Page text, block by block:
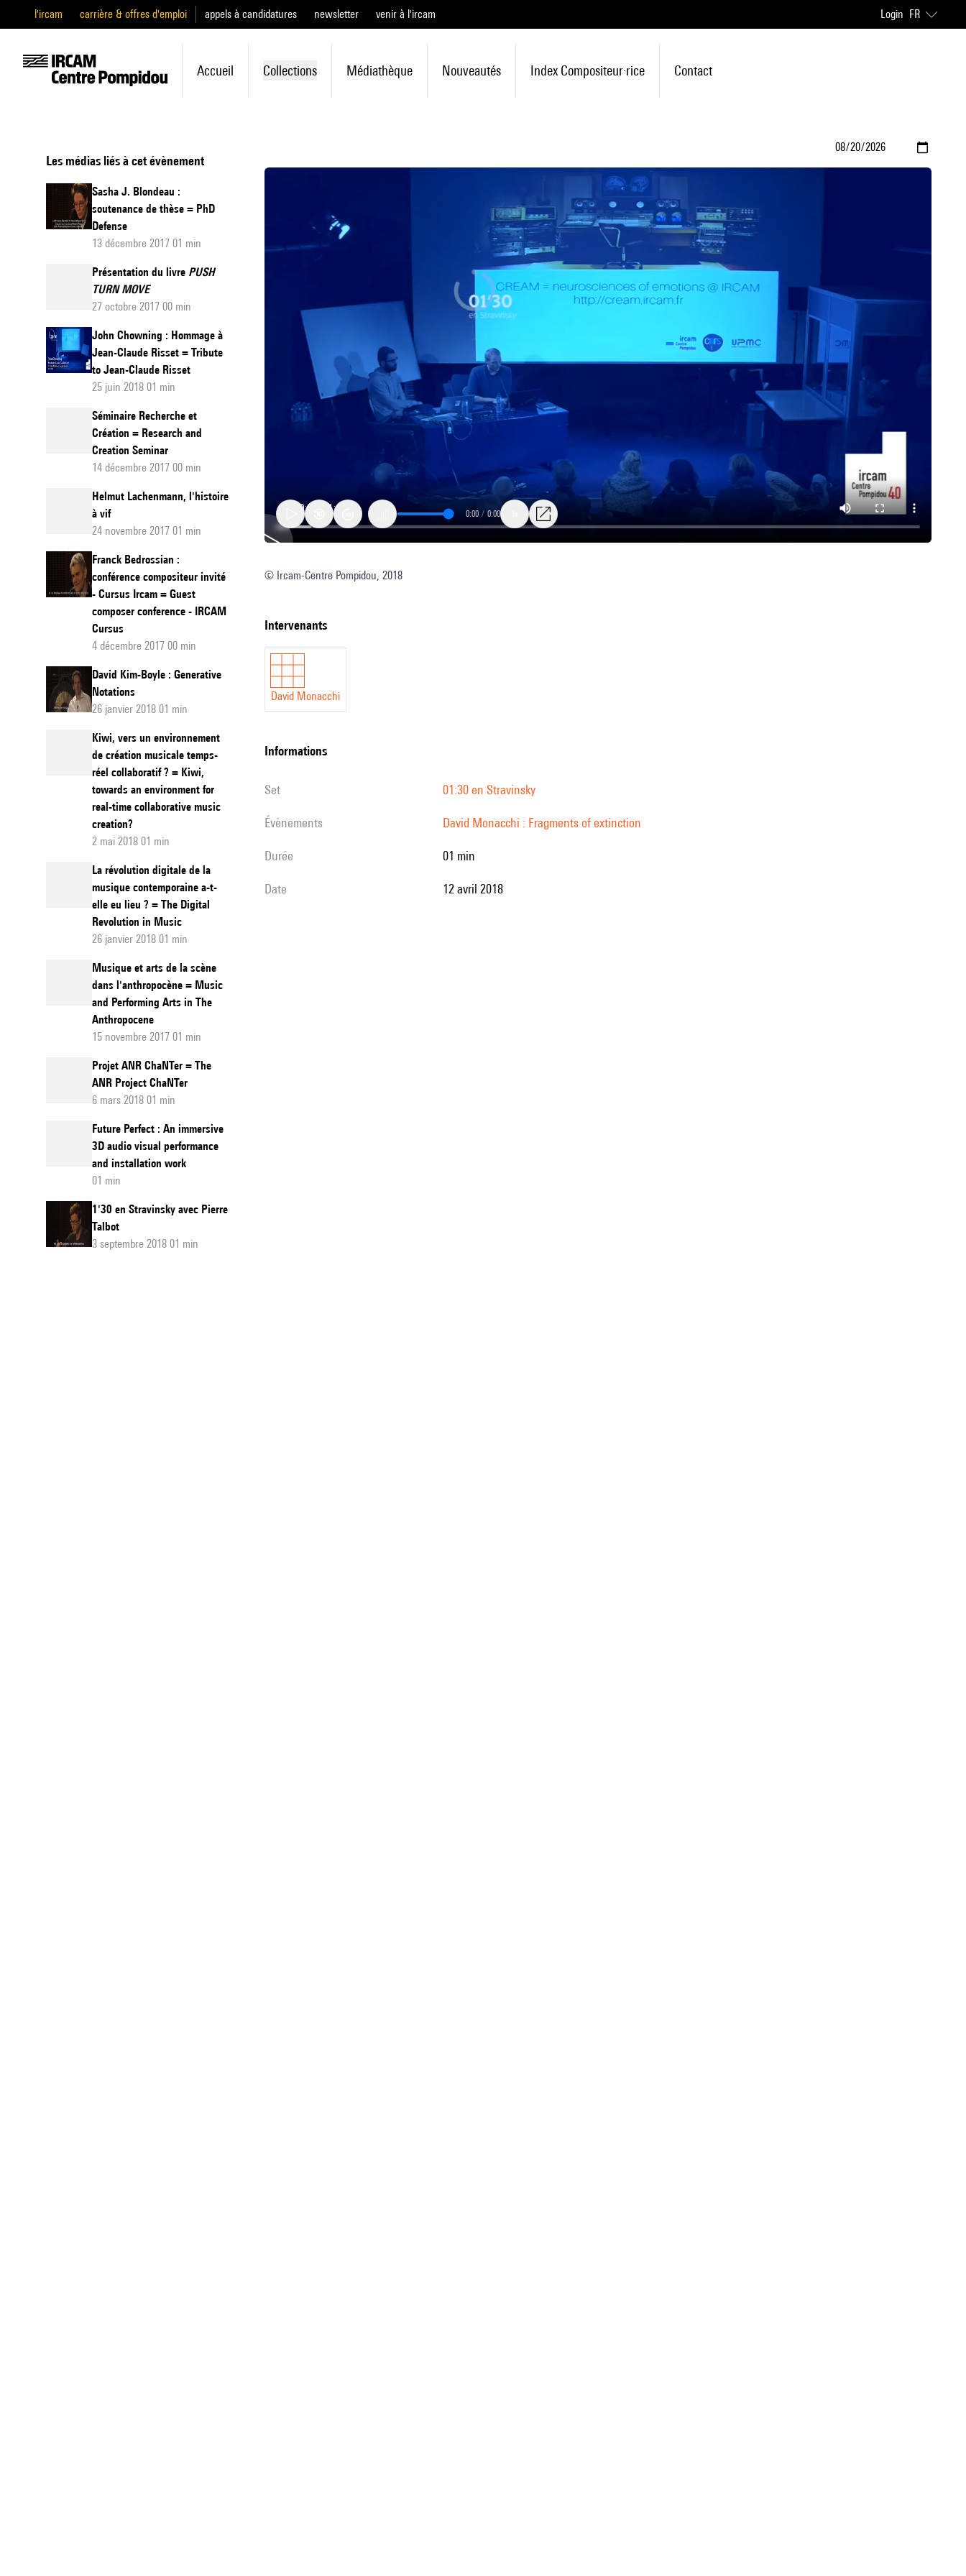
l'ircam carrière & offres d'emploi appels à candidatures newsletter venir à l'ircam Login FR
Accueil Collections Médiathèque Nouveautés Index Compositeur·rice Contact
Les médias liés à cet évènement
Sasha J. Blondeau :
soutenance de thèse = PhD
Defense
13 décembre 2017 01 min
Présentation du livre PUSH
TURN MOVE
27 octobre 2017 00 min
John Chowning : Hommage à
Jean-Claude Risset = Tribute
to Jean-Claude Risset
25 juin 2018 01 min
Séminaire Recherche et
Création = Research and
Creation Seminar
14 décembre 2017 00 min
Helmut Lachenmann, l'histoire
à vif
24 novembre 2017 01 min
Franck Bedrossian :
conférence compositeur invité
- Cursus Ircam = Guest
composer conference - IRCAM
Cursus
4 décembre 2017 00 min
David Kim-Boyle : Generative
Notations
26 janvier 2018 01 min
Kiwi, vers un environnement
de création musicale temps-
réel collaboratif ? = Kiwi,
towards an environment for
real-time collaborative music
creation?
2 mai 2018 01 min
La révolution digitale de la
musique contemporaine a-t-
elle eu lieu ? = The Digital
Revolution in Music
26 janvier 2018 01 min
Musique et arts de la scène
dans l'anthropocène = Music
and Performing Arts in The
Anthropocene
15 novembre 2017 01 min
Projet ANR ChaNTer = The
ANR Project ChaNTer
6 mars 2018 01 min
Future Perfect : An immersive
3D audio visual performance
and installation work
01 min
1'30 en Stravinsky avec Pierre
Talbot
3 septembre 2018 01 min
David
of
Extinction
0:00 / 0:00
© Ircam-Centre Pompidou, 2018
intervenants
David Monacchi
informations
set 01:30 en Stravinsky
évènements David Monacchi : Fragments of extinction
durée 01 min
date 12 avril 2018